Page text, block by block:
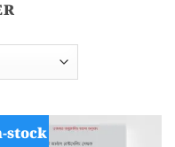
stock